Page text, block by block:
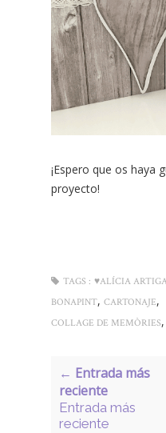
¡Espero que os haya
proyecto!
TAGS : ♥ALÍCIA
BONAPINT, CARTONAJE,
COLLAGE DE MEMÒRIES,
← Entrada más
reciente
Entrada más
reciente